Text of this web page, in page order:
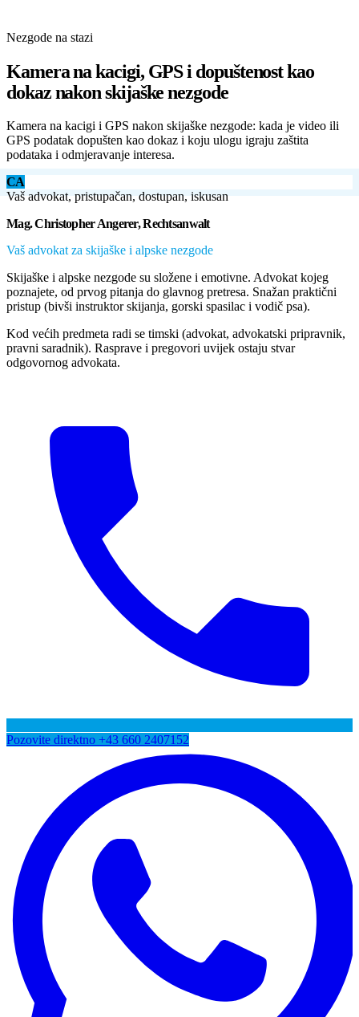
Nezgode na stazi
Kamera na kacigi, GPS i dopuštenost kao
dokaz nakon skijaške nezgode
Kamera na kacigi i GPS nakon skijaške nezgode: kada je video ili
GPS podatak dopušten kao dokaz i koju ulogu igraju zaštita
podataka i odmjeravanje interesa.
CA
Vaš advokat, pristupačan, dostupan, iskusan
Mag. Christopher Angerer, Rechtsanwalt
Vaš advokat za skijaške i alpske nezgode
Skijaške i alpske nezgode su složene i emotivne. Advokat kojeg
poznajete, od prvog pitanja do glavnog pretresa. Snažan praktični
pristup (bivši instruktor skijanja, gorski spasilac i vodič psa).
Kod većih predmeta radi se timski (advokat, advokatski pripravnik,
pravni saradnik). Rasprave i pregovori uvijek ostaju stvar
odgovornog advokata.
Pozovite direktno +43 660 2407152